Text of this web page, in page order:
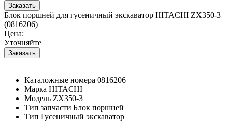
Блок поршней для гусеничный экскаватор HITACHI ZX350-3
(0816206)
Цена:
Уточняйте
Каталожные номера 0816206
Марка HITACHI
Модель ZX350-3
Тип запчасти Блок поршней
Тип Гусеничный экскаватор